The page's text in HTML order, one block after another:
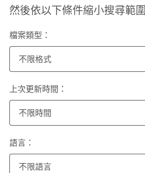
然後依以下條件縮小搜尋範圍
檔案類型：
不限格式
上次更新時間：
不限時間
語言：
不限語言